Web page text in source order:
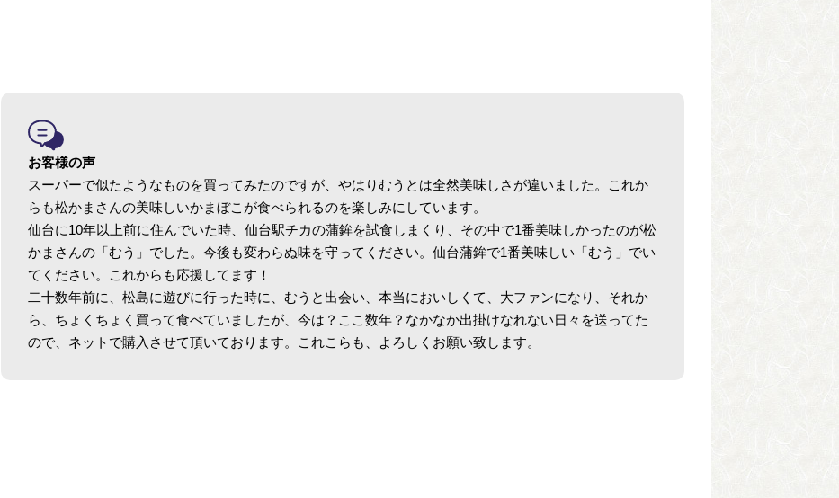
お客様の声
スーパーで似たようなものを買ってみたのですが、やはりむうとは全然美味しさが違いました。これか
らも松かまさんの美味しいかまぼこが食べられるのを楽しみにしています。
仙台に10年以上前に住んでいた時、仙台駅チカの蒲鉾を試食しまくり、その中で1番美味しかったのが松
かまさんの「むう」でした。今後も変わらぬ味を守ってください。仙台蒲鉾で1番美味しい「むう」でい
てください。これからも応援してます！
二十数年前に、松島に遊びに行った時に、むうと出会い、本当においしくて、大ファンになり、それか
ら、ちょくちょく買って食べていましたが、今は？ここ数年？なかなか出掛けなれない日々を送ってた
ので、ネットで購入させて頂いております。これこらも、よろしくお願い致します。